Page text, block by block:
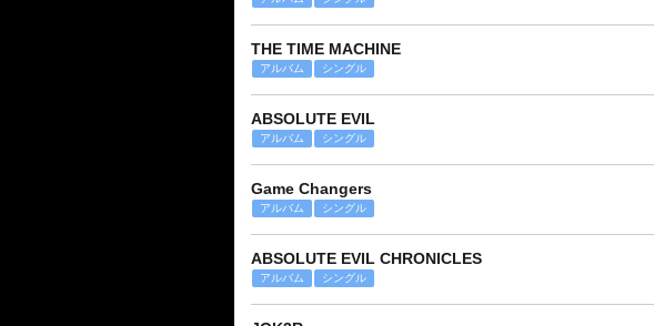
THE TIME MACHINE
アルバム シングル
ABSOLUTE EVIL
アルバム シングル
Game Changers
アルバム シングル
ABSOLUTE EVIL CHRONICLES
アルバム シングル